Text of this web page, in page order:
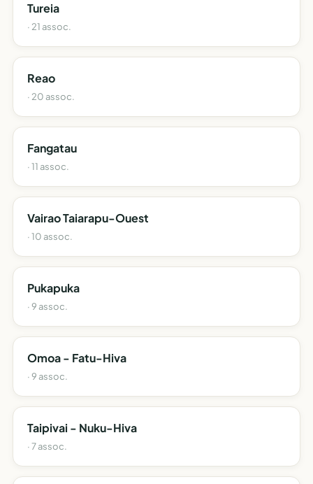
Tureia
· 21 assoc.
Reao
· 20 assoc.
Fangatau
· 11 assoc.
Vairao Taiarapu-Ouest
· 10 assoc.
Pukapuka
· 9 assoc.
Omoa - Fatu-Hiva
· 9 assoc.
Taipivai - Nuku-Hiva
· 7 assoc.